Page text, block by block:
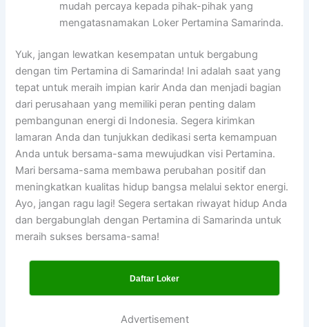
mudah percaya kepada pihak-pihak yang
mengatasnamakan Loker Pertamina Samarinda.
Yuk, jangan lewatkan kesempatan untuk bergabung
dengan tim Pertamina di Samarinda! Ini adalah saat yang
tepat untuk meraih impian karir Anda dan menjadi bagian
dari perusahaan yang memiliki peran penting dalam
pembangunan energi di Indonesia. Segera kirimkan
lamaran Anda dan tunjukkan dedikasi serta kemampuan
Anda untuk bersama-sama mewujudkan visi Pertamina.
Mari bersama-sama membawa perubahan positif dan
meningkatkan kualitas hidup bangsa melalui sektor energi.
Ayo, jangan ragu lagi! Segera sertakan riwayat hidup Anda
dan bergabunglah dengan Pertamina di Samarinda untuk
meraih sukses bersama-sama!
Daftar Loker
Advertisement